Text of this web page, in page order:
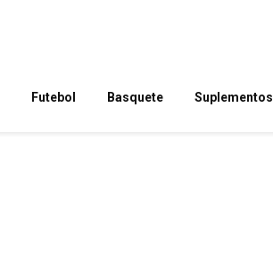
Futebol Basquete Suplementos